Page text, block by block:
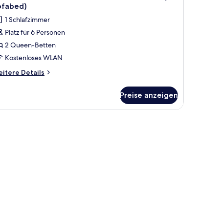
1 Schlafzimmer
Platz für 6 Personen
2 Queen-Betten
Kostenloses WLAN
Details
Preise anzeigen
kostenlose Babybetten